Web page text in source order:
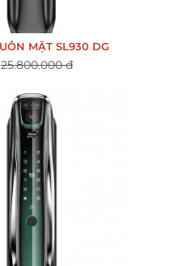
MẶT SL930 DG
25.800.000 đ